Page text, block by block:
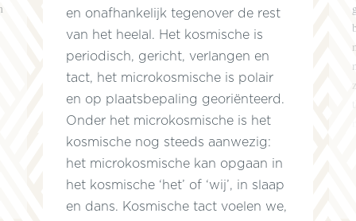
en onafhankelijk tegenover de rest
van het heelal. Het kosmische is
periodisch, gericht, verlangen en
tact, het microkosmische is polair
en op plaatsbepaling georiënteerd.
Onder het microkosmische is het
kosmische nog steeds aanwezig:
het microkosmische kan opgaan in
het kosmische ‘het’ of ‘wij’, in slaap
en dans. Kosmische tact voelen we,